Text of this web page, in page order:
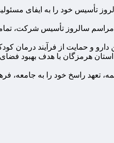
تأسیس خود را به ایفای
و حمایت از فرآیند درمان
هرمزگان با هدف بهبود
تعهد راسخ خود را به جامعه،